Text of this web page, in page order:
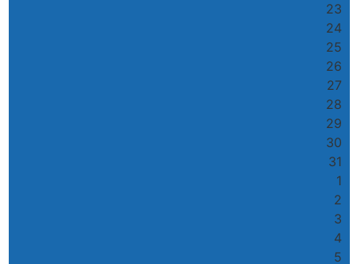
23
24
25
26
27
28
29
30
31
1
2
3
4
5